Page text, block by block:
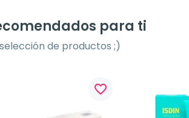
para ti
de productos ;)
favorite_border